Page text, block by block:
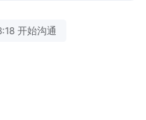
开始沟通